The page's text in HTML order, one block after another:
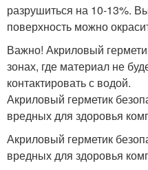
разрушиться на 10-13%.
поверхность можно
Важно! Акриловый
зонах, где материал не
контактировать с водой.
Акриловый герметик
вредных для здоровья
Акриловый герметик
вредных для здоровья